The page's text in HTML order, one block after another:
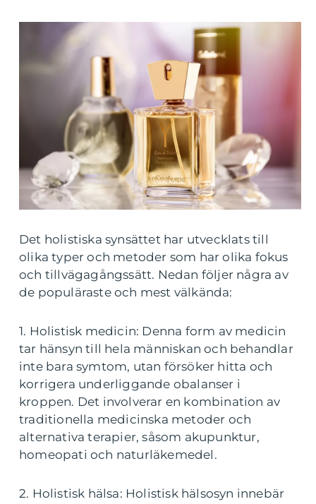
Det holistiska synsättet har utvecklats till
olika typer och metoder som har olika fokus
och tillvägagångssätt. Nedan följer några av
de populäraste och mest välkända:
1. Holistisk medicin: Denna form av medicin
tar hänsyn till hela människan och behandlar
inte bara symtom, utan försöker hitta och
korrigera underliggande obalanser i
kroppen. Det involverar en kombination av
traditionella medicinska metoder och
alternativa terapier, såsom akupunktur,
homeopati och naturläkemedel.
2. Holistisk hälsa: Holistisk hälsosyn innebär